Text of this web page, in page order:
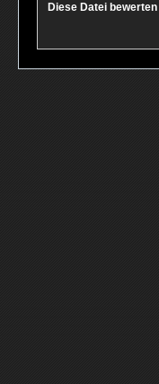
Diese Datei bewerten